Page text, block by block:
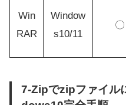
Win
RAR
Window
s10/11
〇
7-Zipでzipファイル